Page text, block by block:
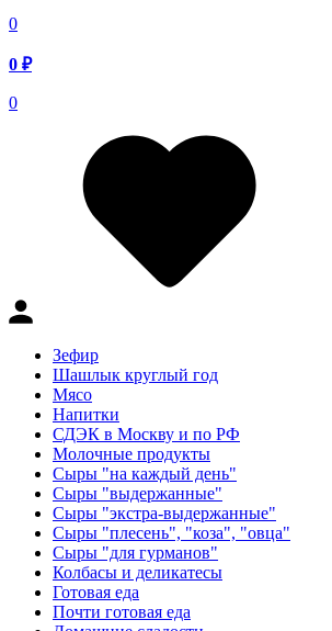
0
0 ₽
0
Зефир
Шашлык круглый год
Мясо
Напитки
СДЭК в Москву и по РФ
Молочные продукты
Сыры "на каждый день"
Сыры "выдержанные"
Сыры "экстра-выдержанные"
Сыры "плесень", "коза", "овца"
Сыры "для гурманов"
Колбасы и деликатесы
Готовая еда
Почти готовая еда